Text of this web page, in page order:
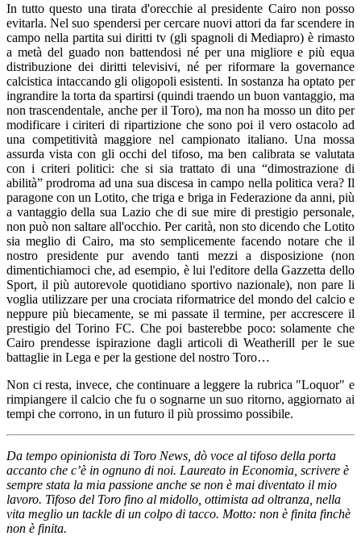
In tutto questo una tirata d'orecchie al presidente Cairo non posso
evitarla. Nel suo spendersi per cercare nuovi attori da far scendere in
campo nella partita sui diritti tv (gli spagnoli di Mediapro) è rimasto
a metà del guado non battendosi né per una migliore e più equa
distribuzione dei diritti televisivi, né per riformare la governance
calcistica intaccando gli oligopoli esistenti. In sostanza ha optato per
ingrandire la torta da spartirsi (quindi traendo un buon vantaggio, ma
non trascendentale, anche per il Toro), ma non ha mosso un dito per
modificare i ciriteri di ripartizione che sono poi il vero ostacolo ad
una competitività maggiore nel campionato italiano. Una mossa
assurda vista con gli occhi del tifoso, ma ben calibrata se valutata
con i criteri politici: che si sia trattato di una “dimostrazione di
abilità” prodroma ad una sua discesa in campo nella politica vera? Il
paragone con un Lotito, che triga e briga in Federazione da anni, più
a vantaggio della sua Lazio che di sue mire di prestigio personale,
non può non saltare all'occhio. Per carità, non sto dicendo che Lotito
sia meglio di Cairo, ma sto semplicemente facendo notare che il
nostro presidente pur avendo tanti mezzi a disposizione (non
dimentichiamoci che, ad esempio, è lui l'editore della Gazzetta dello
Sport, il più autorevole quotidiano sportivo nazionale), non pare li
voglia utilizzare per una crociata riformatrice del mondo del calcio e
neppure più biecamente, se mi passate il termine, per accrescere il
prestigio del Torino FC. Che poi basterebbe poco: solamente che
Cairo prendesse ispirazione dagli articoli di Weatherill per le sue
battaglie in Lega e per la gestione del nostro Toro…
Non ci resta, invece, che continuare a leggere la rubrica "Loquor" e
rimpiangere il calcio che fu o sognarne un suo ritorno, aggiornato ai
tempi che corrono, in un futuro il più prossimo possibile.
Da tempo opinionista di Toro News, dò voce al tifoso della porta
accanto che c’è in ognuno di noi. Laureato in Economia, scrivere è
sempre stata la mia passione anche se non è mai diventato il mio
lavoro. Tifoso del Toro fino al midollo, ottimista ad oltranza, nella
vita meglio un tackle di un colpo di tacco. Motto: non è finita finchè
non è finita.